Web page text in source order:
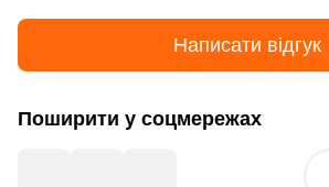
Написати відгук
Поширити у соцмережах